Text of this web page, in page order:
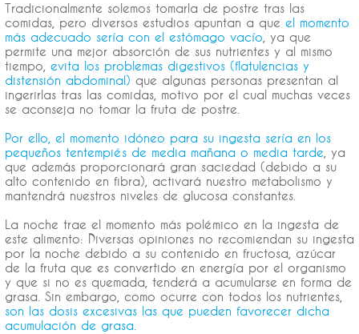
Tradicionalmente solemos tomarla de postre tras las
comidas, pero diversos estudios apuntan a que el momento
más adecuado sería con el estómago vacío , ya que
permite una mejor absorción de sus nutrientes y al mismo
tiempo, evita los problemas digestivos (flatulencias y
distensión abdominal) que algunas personas presentan al
ingerirlas tras las comidas, motivo por el cual muchas veces
se aconseja no tomar la fruta de postre.
Por ello, el momento idóneo para su ingesta sería en los
pequeños tentempiés de media mañana o media tarde , ya
que además proporcionará gran saciedad (debido a su
alto contenido en fibra), activará nuestro metabolismo y
mantendrá nuestros niveles de glucosa constantes.
La noche trae el momento más polémico en la ingesta de
este alimento: Diversas opiniones no recomiendan su ingesta
por la noche debido a su contenido en fructosa, azúcar
de la fruta que es convertido en energía por el organismo
y que si no es quemada, tenderá a acumularse en forma de
grasa. Sin embargo, como ocurre con todos los nutrientes,
son las dosis excesivas las que pueden favorecer dicha
acumulación de grasa.